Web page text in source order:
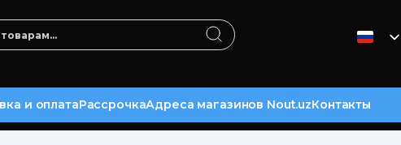
и оплатаРассрочкаАдреса магазинов Nout.uzКонтакты